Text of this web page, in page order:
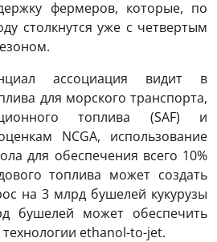
фермеров, которые, по
столкнутся уже с четвертым
ассоциация видит в
для морского транспорта,
топлива (SAF) и
NCGA, использование
для обеспечения всего 10%
топлива может создать
на 3 млрд бушелей кукурузы
бушелей может обеспечить
технологии ethanol-to-jet.